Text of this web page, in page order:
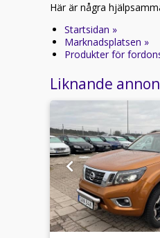
Här är några
Startsidan »
Marknadsplatsen »
Produkter för
Liknande
1